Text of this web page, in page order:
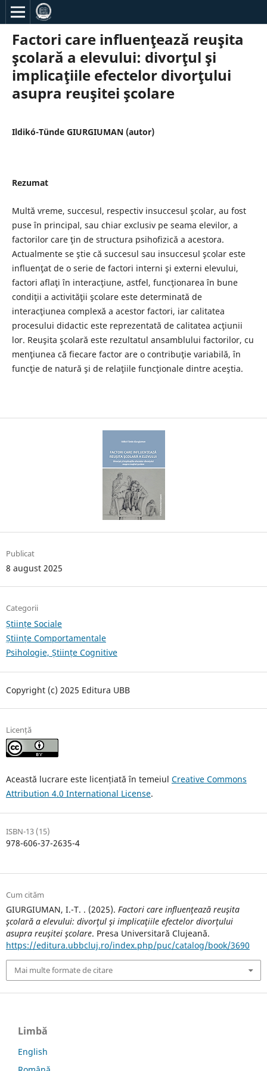
Factori care influenţează reuşita
şcolară a elevului: divorţul şi
implicaţiile efectelor divorţului
asupra reuşitei şcolare
Ildikó-Tünde GIURGIUMAN (autor)
Rezumat
Multă vreme, succesul, respectiv insuccesul şcolar, au fost
puse în principal, sau chiar exclusiv pe seama elevilor, a
factorilor care ţin de structura psihofizică a acestora.
Actualmente se ştie că succesul sau insuccesul şcolar este
influenţat de o serie de factori interni şi externi elevului,
factori aflaţi în interacţiune, astfel, funcţionarea în bune
condiţii a activităţii şcolare este determinată de
interacţiunea complexă a acestor factori, iar calitatea
procesului didactic este reprezentată de calitatea acţiunii
lor. Reuşita şcolară este rezultatul ansamblului factorilor, cu
menţiunea că fiecare factor are o contribuţie variabilă, în
funcţie de natură şi de relaţiile funcţionale dintre aceştia.
Publicat
8 august 2025
Categorii
Științe Sociale
Științe Comportamentale
Psihologie, Științe Cognitive
Copyright (c) 2025 Editura UBB
Licență
Această lucrare este licențiată în temeiul Creative Commons
Attribution 4.0 International License.
ISBN-13 (15)
978-606-37-2635-4
Cum cităm
GIURGIUMAN, I.-T. . (2025). Factori care influenţează reuşita
şcolară a elevului: divorţul şi implicaţiile efectelor divorţului
asupra reuşitei şcolare. Presa Universitară Clujeană.
https://editura.ubbcluj.ro/index.php/puc/catalog/book/3690
Mai multe formate de citare
Limbă
English